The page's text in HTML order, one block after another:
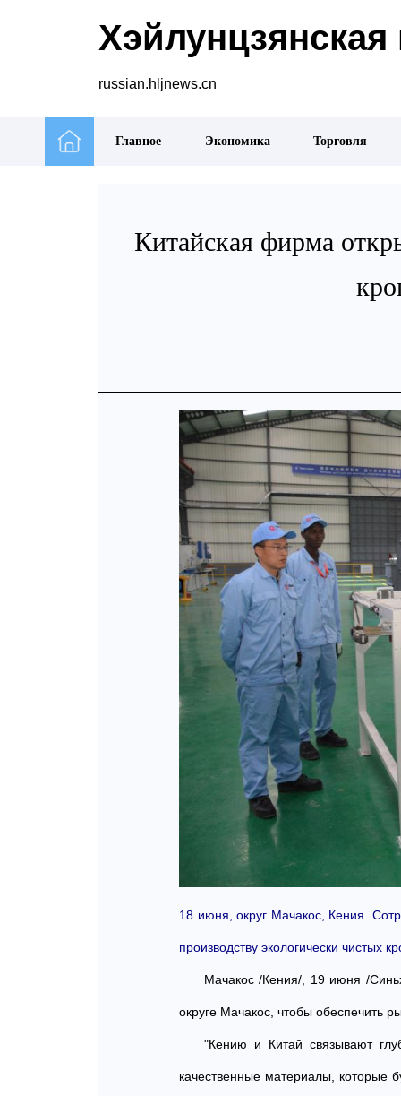
Хэйлунцзянская
russian.hljnews.cn
Главное Экономика Торговля
Китайская фирма
18 июня, округ Мачакос, Кения.
производству экологически чистых
Мачакос /Кения/, 19 июня /
округе Мачакос, чтобы обеспечить
"Кению и Китай связывают
качественные материалы, которые